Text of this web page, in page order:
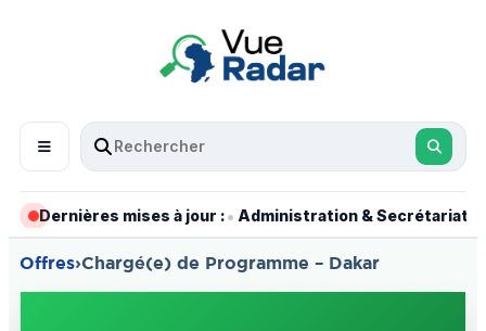
Dernières mises à jour :• Administration & Secrétariat
Offres›Chargé(e) de Programme – Dakar